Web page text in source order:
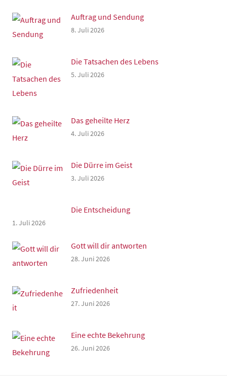
Auftrag und Sendung
8. Juli 2026
Die Tatsachen des Lebens
5. Juli 2026
Das geheilte Herz
4. Juli 2026
Die Dürre im Geist
3. Juli 2026
Die Entscheidung
1. Juli 2026
Gott will dir antworten
28. Juni 2026
Zufriedenheit
27. Juni 2026
Eine echte Bekehrung
26. Juni 2026